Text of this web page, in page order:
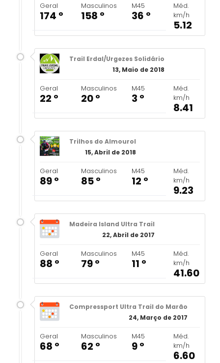
Geral
174 º
Masculinos
158 º
M45
36 º
Méd.
km/h
5.12
Trail Erdal/Urgezes Solidário
13, Maio de 2018
Geral
22 º
Masculinos
20 º
M45
3 º
Méd.
km/h
8.41
Trilhos do Almourol
15, Abril de 2018
Geral
89 º
Masculinos
85 º
M45
12 º
Méd.
km/h
9.23
Madeira Island Ultra Trail
22, Abril de 2017
Geral
88 º
Masculinos
79 º
M45
11 º
Méd.
km/h
41.60
Compressport Ultra Trail do Marão
24, Março de 2017
Geral
68 º
Masculinos
62 º
M45
9 º
Méd.
km/h
6.60